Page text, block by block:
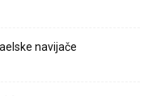
navijače